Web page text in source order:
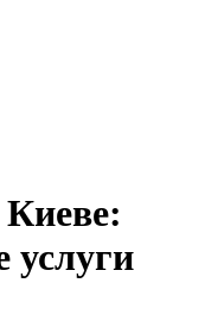
услуги